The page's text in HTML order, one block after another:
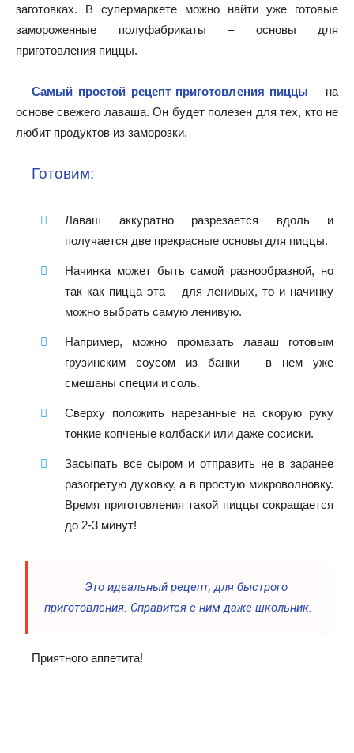
заготовках. В супермаркете можно найти уже готовые
замороженные полуфабрикаты – основы для
приготовления пиццы.
Самый простой рецепт приготовления пиццы – на
основе свежего лаваша. Он будет полезен для тех, кто не
любит продуктов из заморозки.
Готовим:
Лаваш аккуратно разрезается вдоль и
получается две прекрасные основы для пиццы.
Начинка может быть самой разнообразной, но
так как пицца эта – для ленивых, то и начинку
можно выбрать самую ленивую.
Например, можно промазать лаваш готовым
грузинским соусом из банки – в нем уже
смешаны специи и соль.
Сверху положить нарезанные на скорую руку
тонкие копченые колбаски или даже сосиски.
Засыпать все сыром и отправить не в заранее
разогретую духовку, а в простую микроволновку.
Время приготовления такой пиццы сокращается
до 2-3 минут!
Это идеальный рецепт, для быстрого
приготовления. Справится с ним даже школьник.
Приятного аппетита!